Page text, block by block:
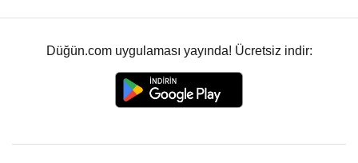
Düğün.com uygulaması yayında! Ücretsiz indir: